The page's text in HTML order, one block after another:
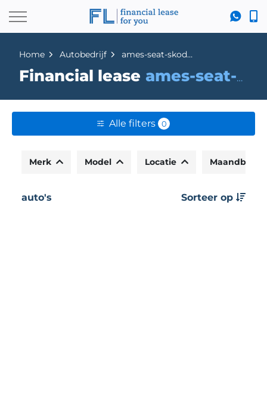
Home Autobedrijf ames-seat-skoda-dordrecht
Financial lease ames-seat-skoda-dordrecht
Alle filters 0
Merk Model Locatie
auto's Sorteer op